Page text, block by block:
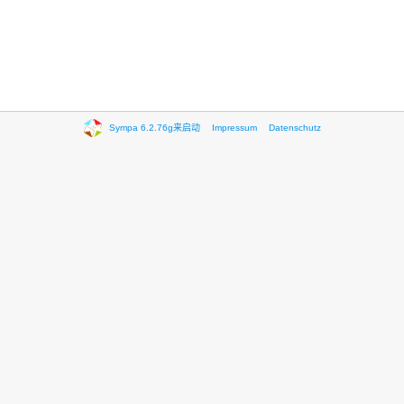
Sympa 6.2.76g来启动 Impressum Datenschutz